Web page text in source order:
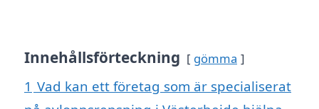
Innehållsförteckning gömma
1 Vad kan ett företag som är specialiserat